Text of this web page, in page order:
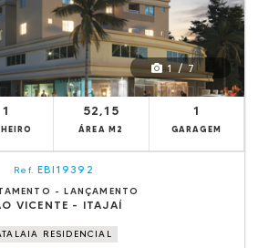
1 / 7
1 52,15
ÁREA M2
1
GARAGEM
Ref. EBI19392
- LANÇAMENTO
VICENTE - ITAJAÍ
RESIDENCIAL